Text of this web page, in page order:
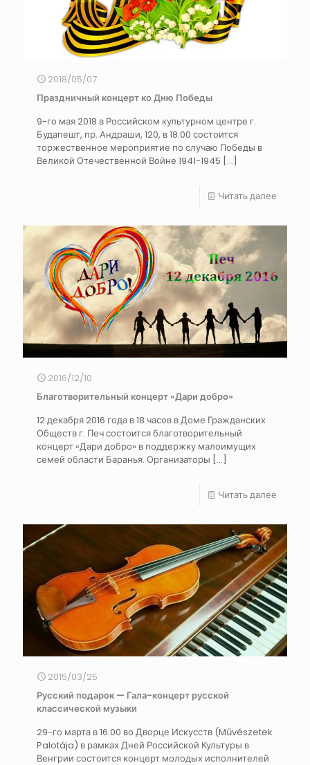
2018/05/07
Праздничный концерт ко Дню Победы
9-го мая 2018 в Российском культурном центре г.
Будапешт, пр. Андраши, 120, в 18.00 состоится
торжественное мероприятие по случаю Победы в
Великой Отечественной Войне 1941-1945 […]
Читать далее
2016/12/10
Благотворительный концерт «Дари добро»
12 декабря 2016 года в 18 часов в Доме Гражданских
Обществ г. Печ состоится благотворительный
концерт «Дари добро» в поддержку малоимущих
семей области Баранья. Организаторы […]
Читать далее
2015/03/25
Русский подарок — Гала-концерт русской
классической музыки
29-го марта в 16.00 во Дворце Искусств (Művészetek
Palotája) в рамках Дней Российской Культуры в
Венгрии состоится концерт молодых исполнителей